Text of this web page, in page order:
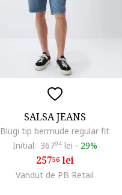
SALSA JEANS
Blugi tip bermude regular fit
Initial: 36794lei - 29%
25756lei
Vandut de PB Retail